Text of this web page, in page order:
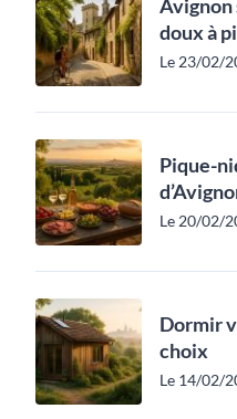
Avignon
doux à
Le 23/02/
Pique-
Le 20/02/
Dormir
choix
Le 14/02/